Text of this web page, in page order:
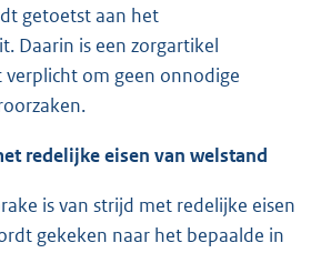
getoetst aan het
Daarin is een zorgartikel
om geen onnodige
redelijke eisen van welstand
is van strijd met redelijke eisen
gekeken naar het bepaalde in